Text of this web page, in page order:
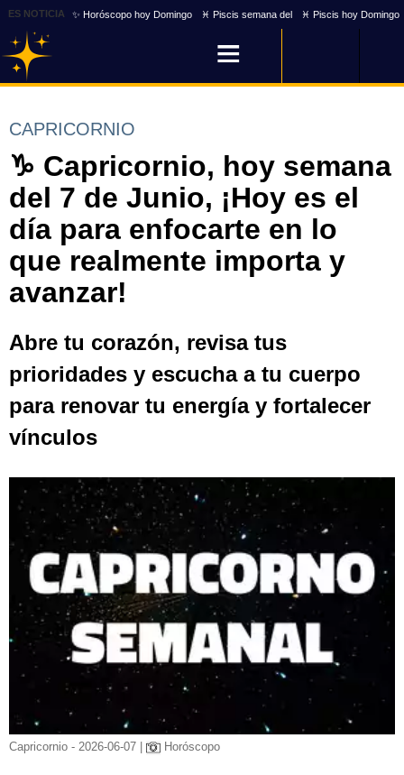
ES NOTICIA ✨ Horóscopo hoy Domingo ♓ Piscis semana del ♓ Piscis hoy Domingo
CAPRICORNIO
♑ Capricornio, hoy semana
del 7 de Junio, ¡Hoy es el
día para enfocarte en lo
que realmente importa y
avanzar!
Abre tu corazón, revisa tus
prioridades y escucha a tu cuerpo
para renovar tu energía y fortalecer
vínculos
Capricornio - 2026-06-07 | Horóscopo